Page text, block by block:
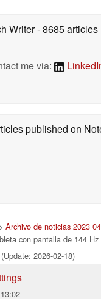
Writer- 8685 articles
me via:
published on
Archivo de noticias 2023 04
con pantalla de 144 Hz
2026-02-18)